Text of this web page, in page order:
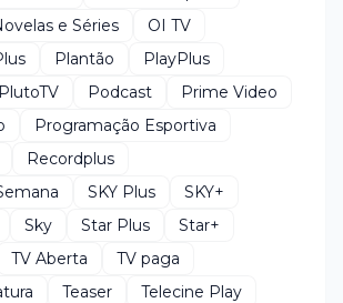
e Séries
OI TV
Plantão
PlayPlus
PlutoTV Podcast
Prime Video
Programação Esportiva
Recordplus
SKY Plus
SKY+
Sky Star Plus
Star+
TV Aberta
TV paga
Teaser
Telecine Play